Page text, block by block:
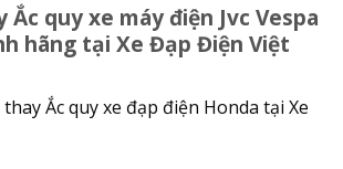
Ắc quy xe máy điện Jvc Vespa
hãng tại Xe Đạp Điện Việt
Ắc quy xe đạp điện Honda tại Xe